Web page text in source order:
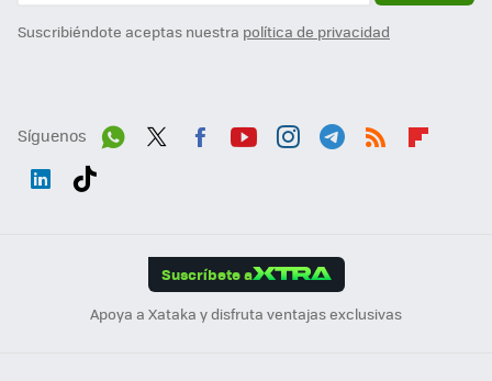
Suscribiéndote aceptas nuestra política de privacidad
Síguenos
Suscríbete a
Apoya a Xataka y disfruta ventajas exclusivas